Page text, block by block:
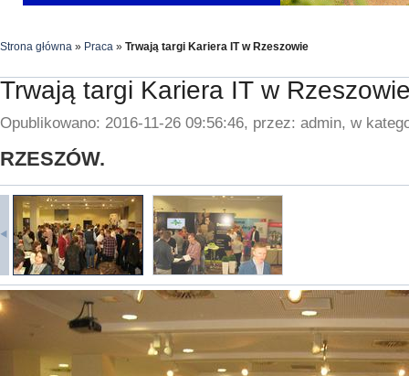
Strona główna » Praca » Trwają targi Kariera IT w Rzeszowie
Trwają targi Kariera IT w
Opublikowano: 2016-11-26 09:56:46, przez: admin, w
RZESZÓW.